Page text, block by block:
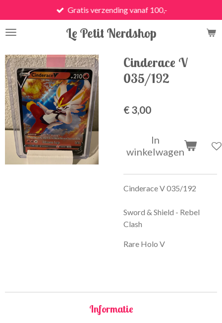
direct
naar
hoofdinhoud
Le Petit Nerdshop
Gratis verzending vanaf 100,-
Cinderace V
035/192
€ 3,00
In
winkelwagen
Cinderace V 035/192
Sword & Shield - Rebel
Clash
Rare Holo V
Informatie